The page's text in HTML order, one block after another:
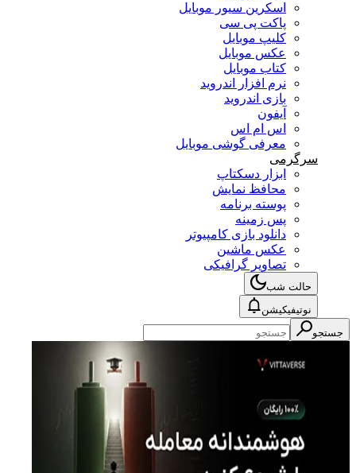
اسکرین سیور موبایل
پاکت پی سی
کلیپ موبایل
عکس موبایل
کتاب موبایل
نرم افزار اندروید
بازی اندروید
آیفون
اس ام اس
معرفی گوشی موبایل
سرگرمی
ابزار دسکتاپ
محافظ نمایش
پوسته برنامه
پس زمینه
دانلود بازی کامپیوتر
عکس ماشین
تصاویر گرافیکی
حالت شب
نوتیفیکیشن
جستجو